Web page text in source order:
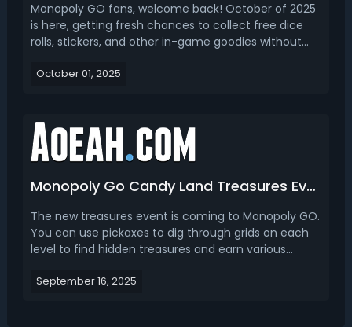
Monopoly GO fans, welcome back! October of 2025
is here, getting fresh chances to collect free dice
rolls, stickers, and other in-game goodies without
the latest Monopoly GO free reward codes and dice
October 01, 2025
Monopoly Go Candy Land Treasures Event Date, Rewards, Strategy & How to Get Pickaxes
The new treasures event is coming to Monopoly GO.
You can use pickaxes to dig through grids on each
level to find hidden treasures and earn various
Land Treasures event date & time, rewards, pickaxe
September 16, 2025